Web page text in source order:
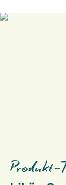
Produkt-